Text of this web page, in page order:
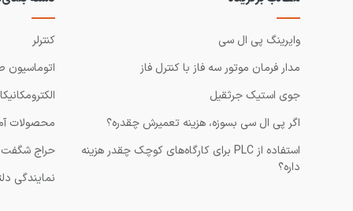
وایرینگ پی ال سی
مدار فرمان موتور سه فاز با کنترل فاز
جوی استیک جرثقیل
اگر پی ال سی بسوزه، هزینه تعمیرش چقدره؟
استفاده از PLC برای کارگاه‌های کوچک چقدر هزینه
داره؟
کنترلر
اتوماسیون
محصولات
حراج شگفت
نمایندگی